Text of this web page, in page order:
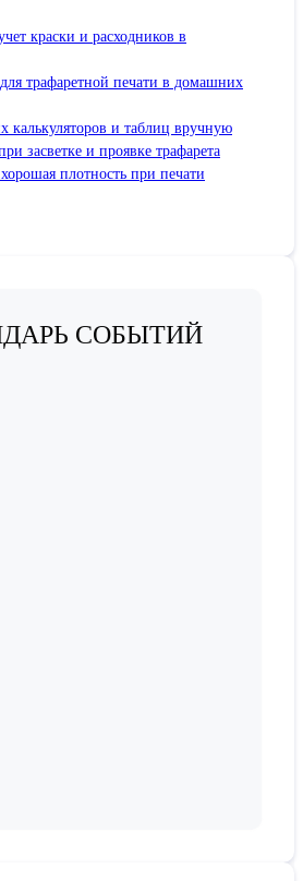
краски и расходников в
трафаретной печати в домашних
калькуляторов и таблиц вручную
засветке и проявке трафарета
плотность при печати
СОБЫТИЙ